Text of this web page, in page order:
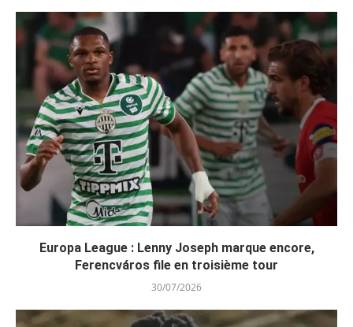
Europa League : Lenny Joseph marque encore,
Ferencváros file en troisième tour
30/07/2026